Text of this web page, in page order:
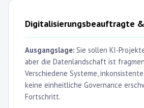
Digitalisierungsbeauftragte
Ausgangslage: Sie sollen KI-
aber die Datenlandschaft ist
Verschiedene Systeme,
keine einheitliche Governance
Fortschritt.